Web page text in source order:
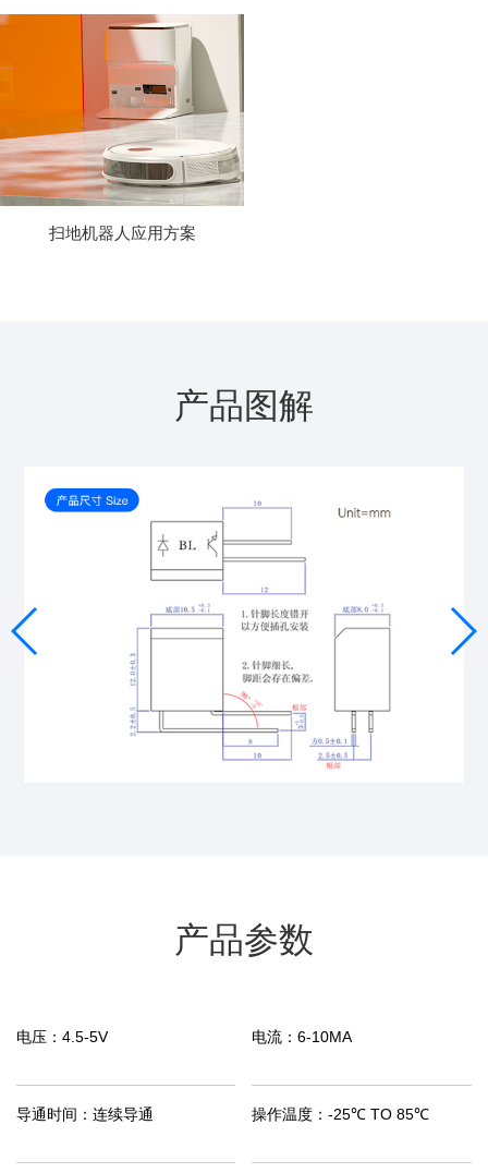
扫地机器人应用方案
产品图解
产品参数
电压： 4.5-5V 电流：6-10MA
导通时间： 连续导通 操作温度：-25℃ TO 85℃